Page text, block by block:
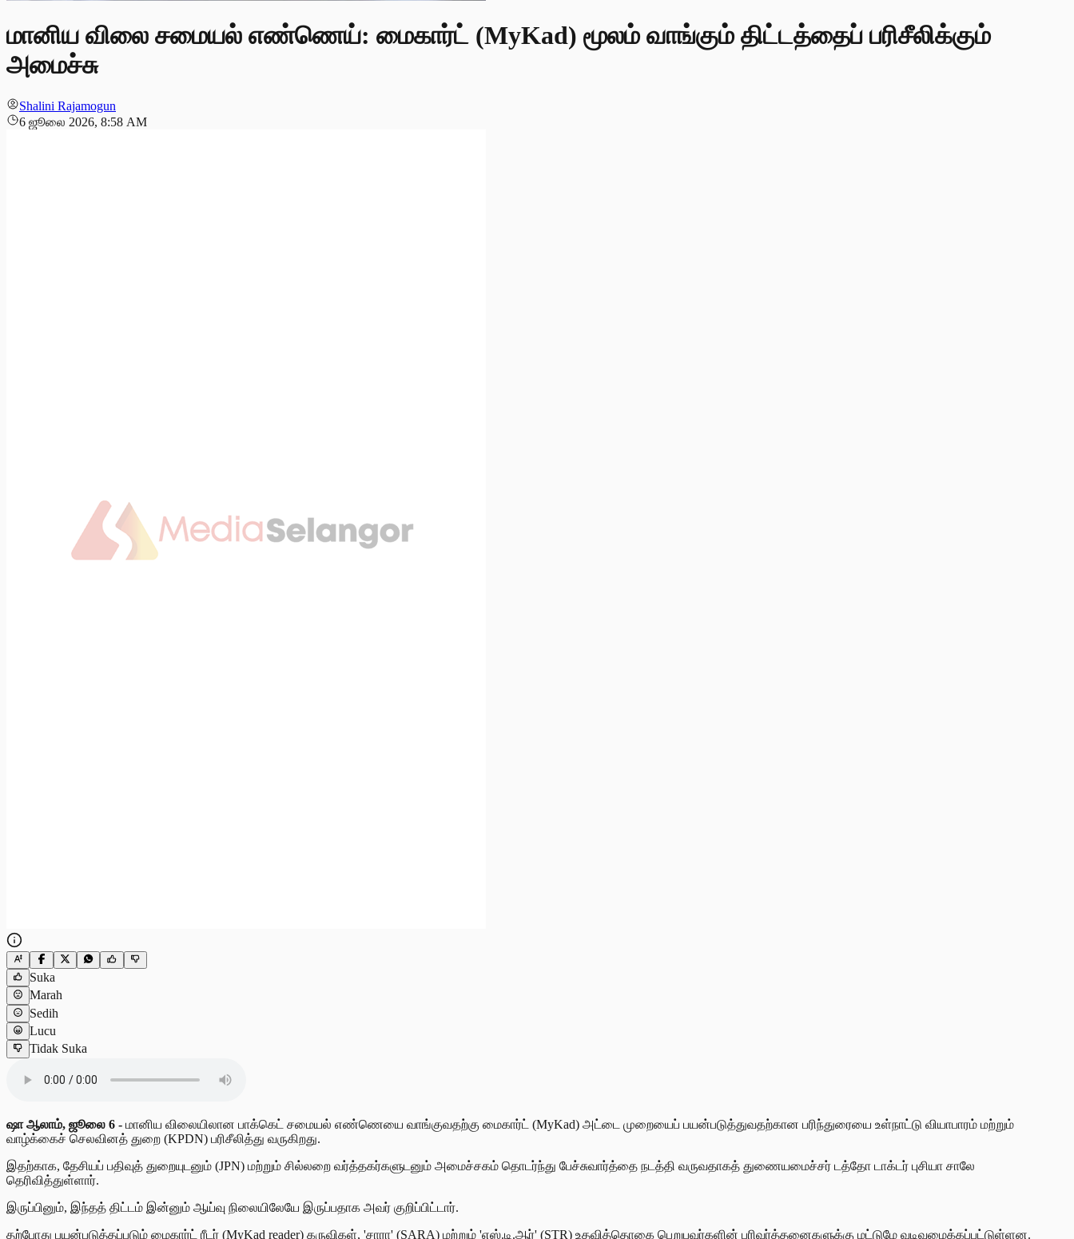
மானிய விலை சமையல் எண்ணெய்: மைகார்ட் (MyKad) மூலம் வாங்கும் திட்டத்தைப் பரிசீலிக்கும்
அமைச்சு
Shalini Rajamogun
6 ஜூலை 2026, 8:58 AM
Suka
Marah
Sedih
Lucu
Tidak Suka
ஷா ஆலாம், ஜூலை 6 - மானிய விலையிலான பாக்கெட் சமையல் எண்ணெயை வாங்குவதற்கு மைகார்ட் (MyKad) அட்டை முறையைப் பயன்படுத்துவதற்கான பரிந்துரையை உள்நாட்டு வியாபாரம் மற்றும்
வாழ்க்கைச் செலவினத் துறை (KPDN) பரிசீலித்து வருகிறது.
இதற்காக, தேசியப் பதிவுத் துறையுடனும் (JPN) மற்றும் சில்லறை வர்த்தகர்களுடனும் அமைச்சகம் தொடர்ந்து பேச்சுவார்த்தை நடத்தி வருவதாகத் துணையமைச்சர் டத்தோ டாக்டர் புசியா சாலே
தெரிவித்துள்ளார்.
இருப்பினும், இந்தத் திட்டம் இன்னும் ஆய்வு நிலையிலேயே இருப்பதாக அவர் குறிப்பிட்டார்.
தற்போது பயன்படுத்தப்படும் மைகார்ட் ரீடர் (MyKad reader) கருவிகள், 'சாரா' (SARA) மற்றும் 'எஸ்.டி.ஆர்' (STR) உதவித்தொகை பெறுபவர்களின் பரிவர்த்தனைகளுக்கு மட்டுமே வடிவமைக்கப்பட்டுள்ளன.